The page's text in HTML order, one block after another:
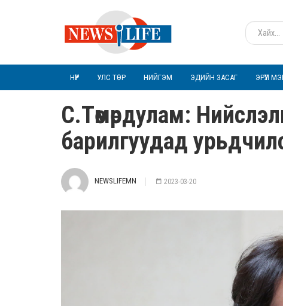
НҮҮР УЛС ТӨР НИЙГЭМ ЭДИЙН ЗАСАГ ЭРҮҮЛ
С.Төмөрдулам:
барилгуудад
NEWSLIFEMN 2023-03-20